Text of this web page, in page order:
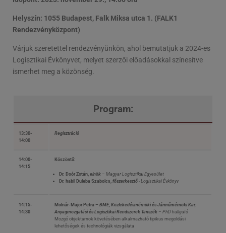
Helyszín: 1055 Budapest, Falk Miksa utca 1. (FALK1
Rendezvényközpont)
Várjuk szeretettel rendezvényünkön, ahol bemutatjuk a 2024-es
Logisztikai Évkönyvet, melyet szerzői előadásokkal színesítve
ismerhet meg a közönség.
Program:
13:30-
14:00
Regisztráció
14:00-
14:15
Köszöntő:
Dr. Doór Zotán, elnök – Magyar Logisztikai Egyesület
Dr. habil Duleba Szabolcs, főszerkesztő - Logisztikai Évkönyv
14:15-
14:30
Molnár-Major Petra – BME, Közlekedésmérnöki és Járműmérnöki Kar,
Anyagmozgatási és Logisztikai Rendszerek Tanszék – PhD hallgató
Mozgó objektumok követésében alkalmazható tipikus megoldási
lehetőségek és technológiák vizsgálata